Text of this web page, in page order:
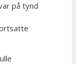
på tynd